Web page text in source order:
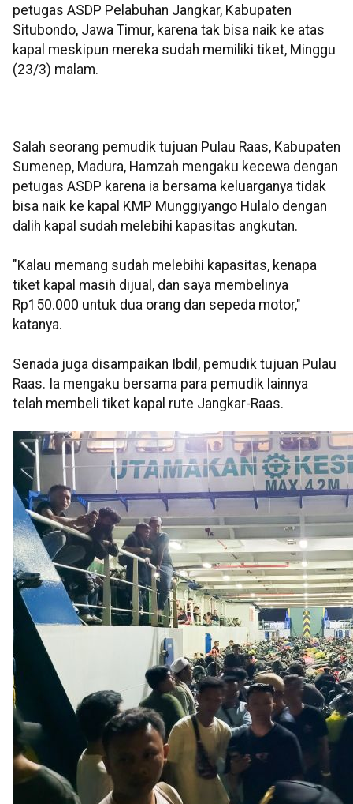
petugas ASDP Pelabuhan Jangkar, Kabupaten
Situbondo, Jawa Timur, karena tak bisa naik ke atas
kapal meskipun mereka sudah memiliki tiket, Minggu
(23/3) malam.
Salah seorang pemudik tujuan Pulau Raas, Kabupaten
Sumenep, Madura, Hamzah mengaku kecewa dengan
petugas ASDP karena ia bersama keluarganya tidak
bisa naik ke kapal KMP Munggiyango Hulalo dengan
dalih kapal sudah melebihi kapasitas angkutan.
"Kalau memang sudah melebihi kapasitas, kenapa
tiket kapal masih dijual, dan saya membelinya
Rp150.000 untuk dua orang dan sepeda motor,"
katanya.
Senada juga disampaikan Ibdil, pemudik tujuan Pulau
Raas. Ia mengaku bersama para pemudik lainnya
telah membeli tiket kapal rute Jangkar-Raas.